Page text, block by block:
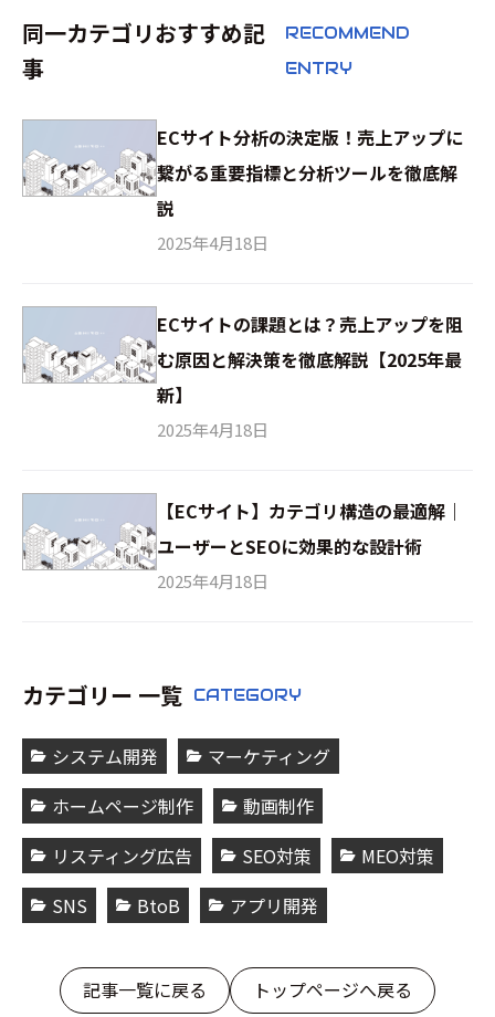
同一カテゴリおすすめ記
事
RECOMMEND
ENTRY
ECサイト分析の決定版！売上アップに
繋がる重要指標と分析ツールを徹底解
説
2025年4月18日
ECサイトの課題とは？売上アップを阻
む原因と解決策を徹底解説【2025年最
新】
2025年4月18日
【ECサイト】カテゴリ構造の最適解｜
ユーザーとSEOに効果的な設計術
2025年4月18日
カテゴリー 一覧 CATEGORY
システム開発
マーケティング
ホームページ制作
動画制作
リスティング広告
SEO対策
MEO対策
SNS
BtoB アプリ開発
記事一覧に戻る トップページへ戻る